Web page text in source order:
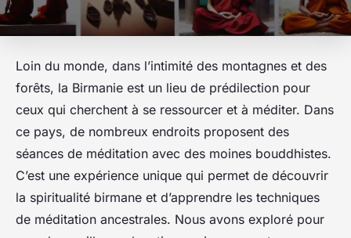
Loin du monde, dans l’intimité des montagnes et des
forêts, la Birmanie est un lieu de prédilection pour
ceux qui cherchent à se ressourcer et à méditer. Dans
ce pays, de nombreux endroits proposent des
séances de méditation avec des moines bouddhistes.
C’est une expérience unique qui permet de découvrir
la spiritualité birmane et d’apprendre les techniques
de méditation ancestrales. Nous avons exploré pour